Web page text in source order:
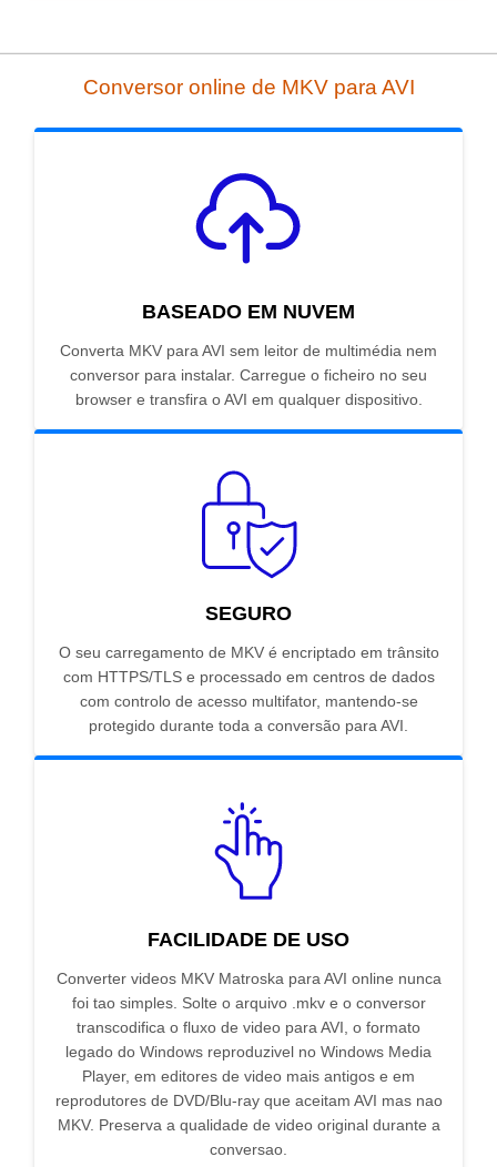
Conversor online de MKV para AVI
BASEADO EM NUVEM
Converta MKV para AVI sem leitor de multimédia nem
conversor para instalar. Carregue o ficheiro no seu
browser e transfira o AVI em qualquer dispositivo.
SEGURO
O seu carregamento de MKV é encriptado em trânsito
com HTTPS/TLS e processado em centros de dados
com controlo de acesso multifator, mantendo-se
protegido durante toda a conversão para AVI.
FACILIDADE DE USO
Converter videos MKV Matroska para AVI online nunca
foi tao simples. Solte o arquivo .mkv e o conversor
transcodifica o fluxo de video para AVI, o formato
legado do Windows reproduzivel no Windows Media
Player, em editores de video mais antigos e em
reprodutores de DVD/Blu-ray que aceitam AVI mas nao
MKV. Preserva a qualidade de video original durante a
conversao.